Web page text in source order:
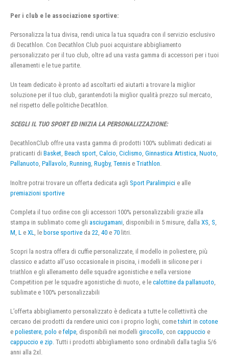
Per i club e le associazione sportive:
Personalizza la tua divisa, rendi unica la tua squadra con il servizio esclusivo
di Decathlon. Con Decathlon Club puoi acquistare abbigliamento
personalizzato per il tuo club, oltre ad una vasta gamma di accessori per i tuoi
allenamenti e le tue partite.
Un team dedicato è pronto ad ascoltarti ed aiutarti a trovare la miglior
soluzione per il tuo club, garantendoti la miglior qualità prezzo sul mercato,
nel rispetto delle politiche Decathlon.
SCEGLI IL TUO SPORT ED INIZIA LA PERSONALIZZAZIONE:
DecathlonClub offre una vasta gamma di prodotti 100% sublimati dedicati ai
praticanti di Basket, Beach sport, Calcio, Ciclismo, Ginnastica Artistica, Nuoto,
Pallanuoto, Pallavolo, Running, Rugby, Tennis e Triathlon.
Inoltre potrai trovare un offerta dedicata agli Sport Paralimpici e alle
premiazioni sportive
Completa il tuo ordine con gli accessori 100% personalizzabili grazie alla
stampa in sublimato come gli asciugamani , disponibili in 5 misure, dalla XS S
M L e XL , le borse sportive da 22 40 e 70 litri.
Scopri la nostra offera di cuffie personalizzate, il modello in poliestere, più
classico e adatto all’uso occasionale in piscina, i modelli in silicone per i
triathlon e gli allenamento delle squadre agonistiche e nella versione
Competition per le squadre agonistiche di nuoto, e le calottine da pallanuoto,
sublimate e 100% personalizzabili
L’offerta abbigliamento personalizzato è dedicata a tutte le collettività che
cercano dei prodotti da rendere unici con i proprio loghi, cometshirt in cotone
e poliestere, polo e felpe, disponibili nei modelli girocollo, con cappuccio e
cappuccio e zip. Tutti i prodotti abbigliamento sono ordinabili dalla taglia 5/6
anni alla 2xl.